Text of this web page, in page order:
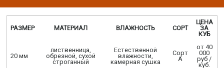
РАЗМЕР МАТЕРИАЛ ВЛАЖНОСТЬ СОРТ
ЦЕНА
ЗА
КУБ
20 мм
лиственница,
обрезной, сухой
строганный
Естественной
влажности,
камерная сушка
Сорт
А
от 40
000
руб /
куб.